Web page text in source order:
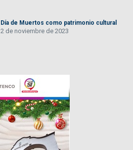
Día de Muertos como patrimonio cultural
2 de noviembre de 2023